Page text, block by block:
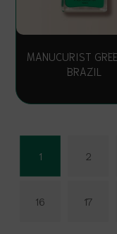
MANUCURIST
BRAZIL
1 2
16 17